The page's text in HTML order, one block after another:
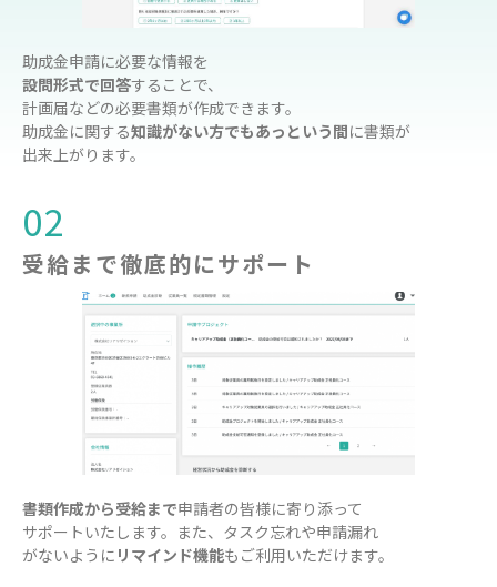
助成金申請に必要な情報を
設問形式で回答することで、
計画届などの必要書類が作成できます。
助成金に関する知識がない方でもあっという間に書類が
出来上がります。
02
受給まで徹底的にサポート
書類作成から受給まで申請者の皆様に寄り添って
サポートいたします。また、タスク忘れや申請漏れ
がないように リマインド機能もご利用いただけます。